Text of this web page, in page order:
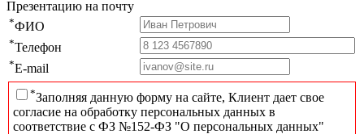
Презентацию на почту
*ФИО
*Телефон
*E-mail
*Заполняя данную форму на сайте, Клиент дает свое
согласие на обработку персональных данных в
соответствие с ФЗ №152-ФЗ "О персональных данных"